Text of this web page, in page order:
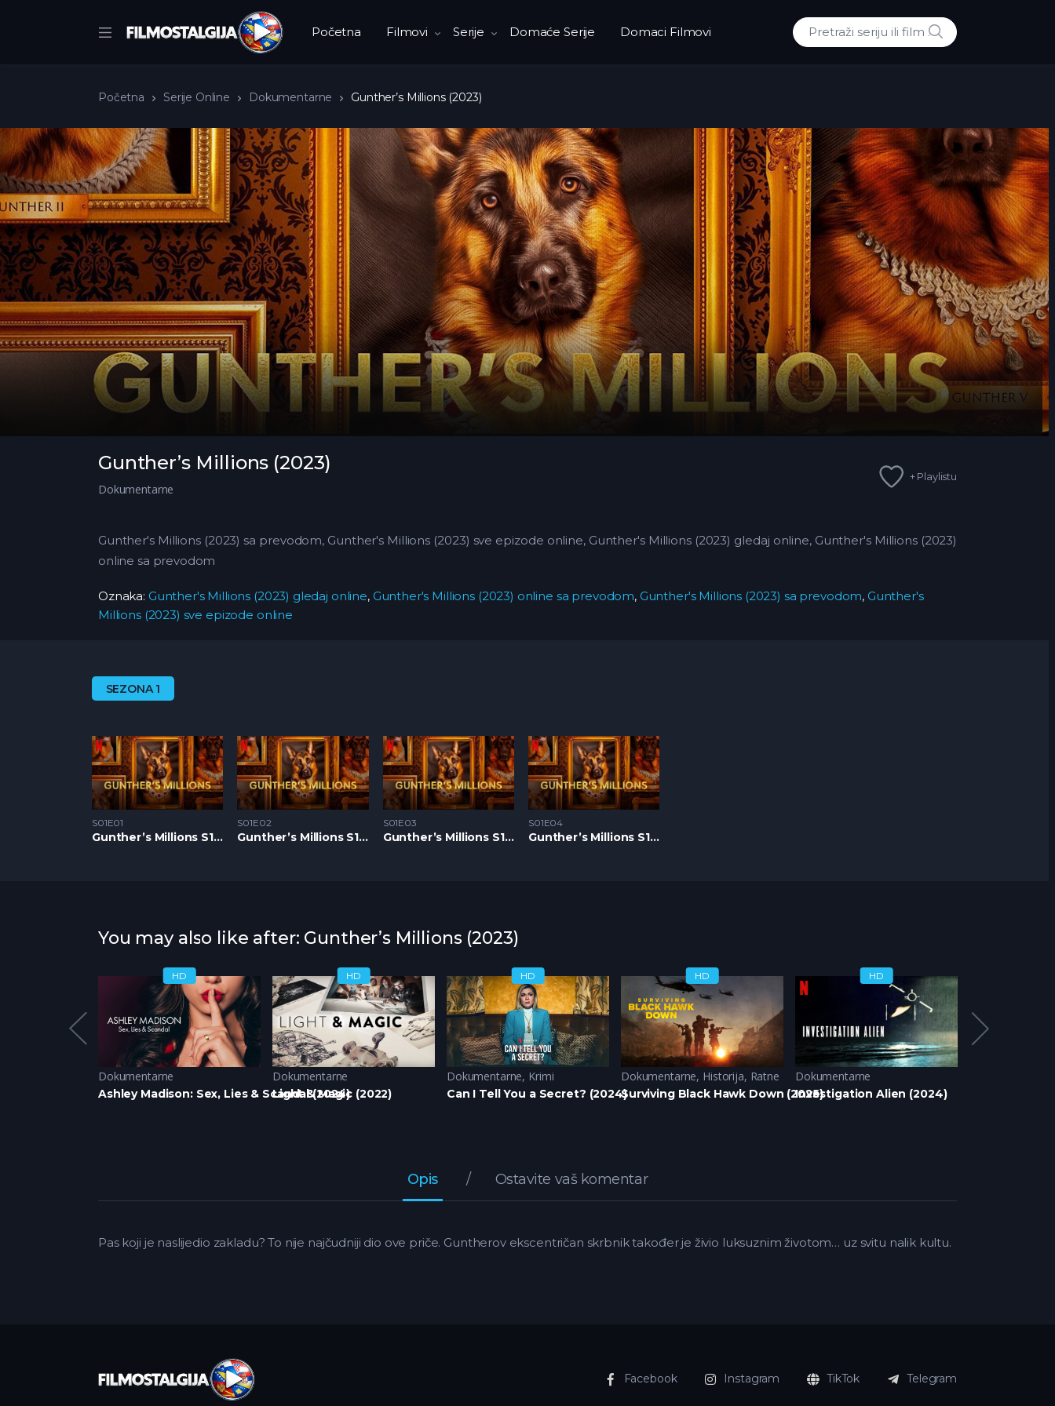
Početna Filmovi Serije Domaće Serije Domaci Filmovi
Traži:
POTRAZI
Početna Serije Online Dokumentarne Gunther’s Millions (2023)
Gunther’s Millions (2023)
Dokumentarne
+ Playlistu
Gunther's Millions (2023) sa prevodom, Gunther's Millions (2023) sve epizode online, Gunther's Millions (2023) gledaj online, Gunther's Millions (2023)
online sa prevodom
Oznaka: Gunther's Millions (2023) gledaj online, Gunther's Millions (2023) online sa prevodom, Gunther's Millions (2023) sa prevodom, Gunther's
Millions (2023) sve epizode online
SEZONA 1
S01E01
Gunther’s Millions S1 – Epizoda 01
S01E02
Gunther’s Millions S1 – Epizoda 02
S01E03
Gunther’s Millions S1 – Epizoda 03
S01E04
Gunther’s Millions S1 – Epizoda 04
You may also like after: Gunther’s Millions (2023)
HD
Dokumentarne
Ashley Madison: Sex, Lies & Scandal (2024)
HD
Dokumentarne
Light & Magic (2022)
HD
Dokumentarne, Krimi
Can I Tell You a Secret? (2024)
HD
Dokumentarne, Historija, Ratne
Surviving Black Hawk Down (2025)
HD
Dokumentarne
Investigation Alien (2024)
Opis Ostavite vaš komentar
Pas koji je naslijedio zakladu? To nije najčudniji dio ove priče. Guntherov ekscentričan skrbnik također je živio luksuznim životom… uz svitu nalik kultu.
Facebook Instagram TikTok Telegram